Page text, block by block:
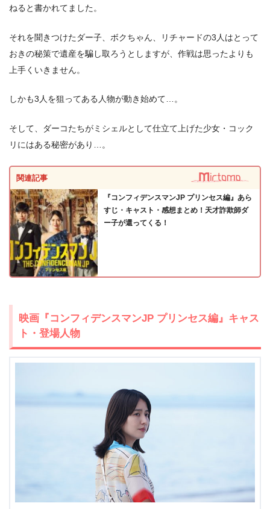
出典:U-NEXT
ねると書かれてました。
それを聞きつけたダー子、ボクちゃん、リチャードの3人はとって
おきの秘策で遺産を騙し取ろうとしますが、作戦は思ったよりも
上手くいきません。
しかも3人を狙ってある人物が動き始めて…。
そして、ダーコたちがミシェルとして仕立て上げた少女・コック
リにはある秘密があり…。
関連記事
『コンフィデンスマンJP プリンセス編』あら
すじ・キャスト・感想まとめ！天才詐欺師ダ
ー子が還ってくる！
映画『コンフィデンスマンJP プリンセス編』キャス
ト・登場人物